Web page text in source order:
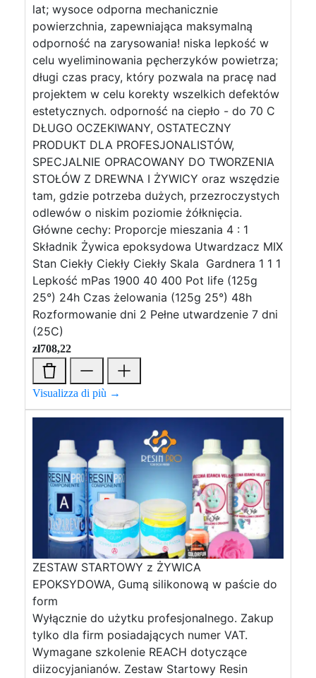
lat; wysoce odporna mechanicznie
powierzchnia, zapewniająca maksymalną
odporność na zarysowania! niska lepkość w
celu wyeliminowania pęcherzyków powietrza;
długi czas pracy, który pozwala na pracę nad
projektem w celu korekty wszelkich defektów
estetycznych. odporność na ciepło - do 70 C
DŁUGO OCZEKIWANY, OSTATECZNY
PRODUKT DLA PROFESJONALISTÓW,
SPECJALNIE OPRACOWANY DO TWORZENIA
STOŁÓW Z DREWNA I ŻYWICY oraz wszędzie
tam, gdzie potrzeba dużych, przezroczystych
odlewów o niskim poziomie żółknięcia.
Główne cechy: Proporcje mieszania 4 : 1
Składnik Żywica epoksydowa Utwardzacz MIX
Stan Ciekły Ciekły Ciekły Skala Gardnera 1 1 1
Lepkość mPas 1900 40 400 Pot life (125g
25°) 24h Czas żelowania (125g 25°) 48h
Rozformowanie dni 2 Pełne utwardzenie 7 dni
(25C)
zł708,22
Visualizza di più →
ZESTAW STARTOWY z ŻYWICA
EPOKSYDOWA, Gumą silikonową w paście do
form
Wyłącznie do użytku profesjonalnego. Zakup
tylko dla firm posiadających numer VAT.
Wymagane szkolenie REACH dotyczące
diizocyjanianów. Zestaw Startowy Resin